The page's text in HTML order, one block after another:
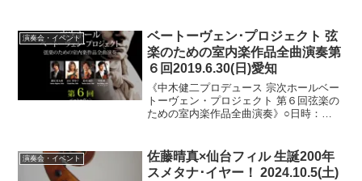
席6,400円/A席5,200円/B席4,2...
演奏会・イベント
ベートーヴェン･プロジェクト 弦
楽のための室内楽作品全曲演奏第
６回2019.6.30(日)愛知
《中木健二プロデュース 宗次ホールベー
トーヴェン・プロジェクト 第６回弦楽の
ための室内楽作品全曲演奏》○日時：
区栄）○料金：全指定席 一般 4,00...
演奏会・イベント
佐藤晴真×仙台フィル 生誕200年
スメタナ･イヤー！ 2024.10.5(土)